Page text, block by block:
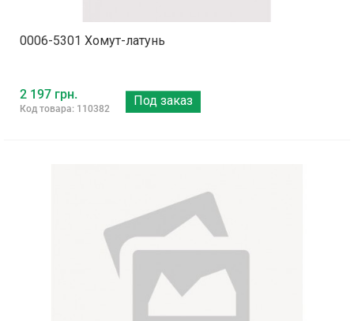
0006-5301 Хомут-латунь
2 197 грн.
Код товара: 110382
Под заказ